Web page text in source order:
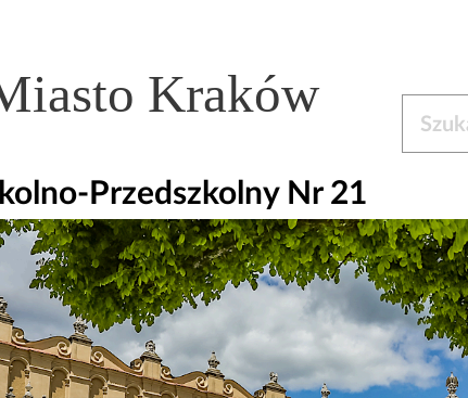
Kraków
Przedszkolny Nr 21